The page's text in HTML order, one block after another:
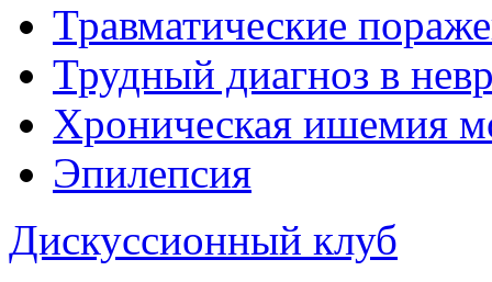
Травматические
Трудный диагноз в
Хроническая ишемия
Эпилепсия
Дискуссионный клуб